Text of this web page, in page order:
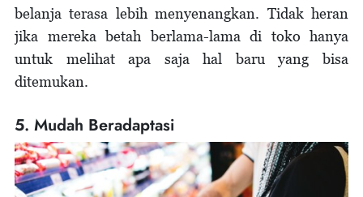
belanja terasa lebih menyenangkan. Tidak heran
jika mereka betah berlama-lama di toko hanya
untuk melihat apa saja hal baru yang bisa
ditemukan.
5. Mudah Beradaptasi